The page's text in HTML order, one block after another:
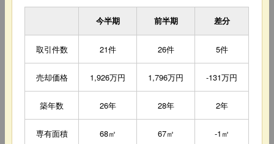
今半期 前半期 差分
取引件数 21件 26件 5件
売却価格 1,926万円 1,796万円 -131万円
築年数 26年 28年 2年
専有面積 68㎡ 67㎡ -1㎡